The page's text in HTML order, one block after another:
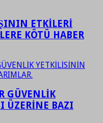
ETKİLERİ
KÖTÜ HABER
GÜVENLİK
ÜZERİNE BAZI